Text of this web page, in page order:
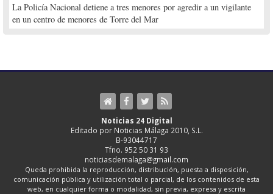
La Policía Nacional detiene a tres menores por agredir a un vigilante
en un centro de menores de Torre del Mar
Noticias 24 Digital
Editado por Noticias Málaga 2010, S.L.
B-93044717
Tfno. 952 50 31 93
noticiasdemalaga@gmail.com
Queda prohibida la reproducción, distribución, puesta a disposición,
comunicación pública y utilización total o parcial, de los contenidos de esta
web, en cualquier forma o modalidad, sin previa, expresa y escrita